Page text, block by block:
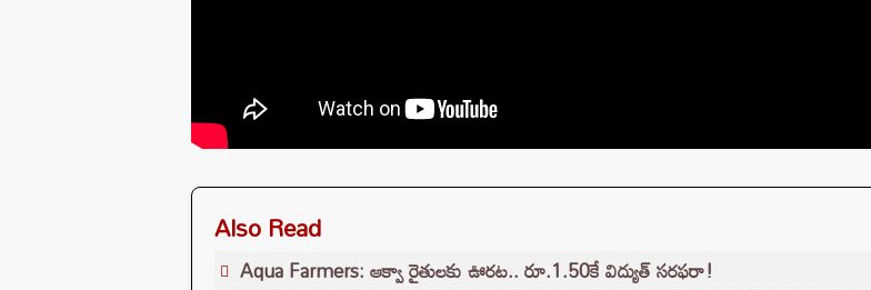
Also Read
Aqua Farmers: ఆక్వా రైతులకు ఊరట.. రూ.1.50కే విద్యుత్‌ సరఫరా!